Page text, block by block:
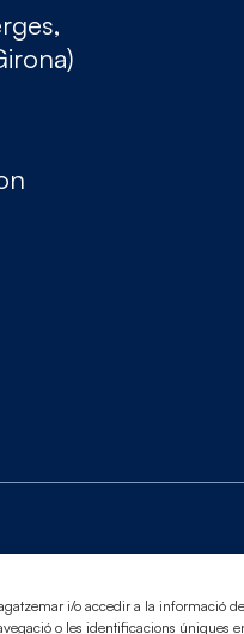
i/o accedir a la informació
o les identificacions úniques
confidentialité